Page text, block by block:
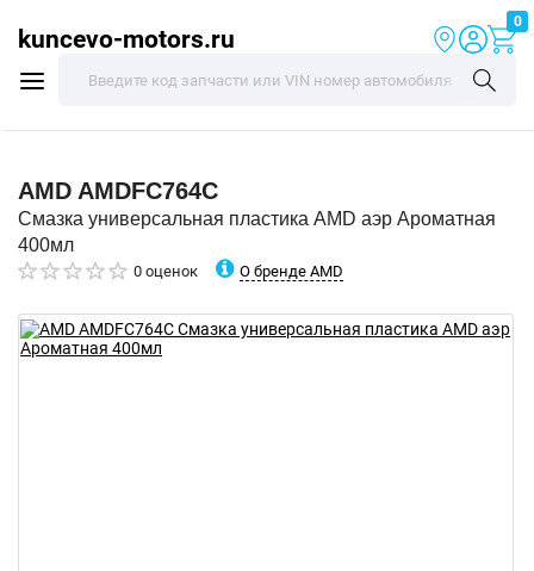
kuncevo-motors.ru
0
AMD AMDFC764C
Смазка универсальная пластика AMD аэр Ароматная
400мл
0 оценок О бренде AMD